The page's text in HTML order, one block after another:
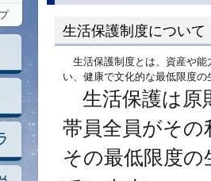
生活保護制度について
生活保護制度とは、資産や能
い、健康で文化的な最低限度
生活保護は原
帯員全員がそ
その最低限度